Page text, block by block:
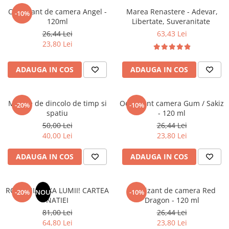
romantice
Senzatii/Dragoste
Senzatii/Erotic
Senzatii/Thriller
Teatru
Teens Book Club
Birotica & Papetarie
Adezivi si benzi adezive
Accesorii Arhivare
Hartie si Accesorii
-10%
Odorizant de camera Angel -
120ml
26,44 Lei
23,80 Lei
ADAUGA IN COS
Marea Renastere - Adevar,
Libertate, Suveranitate
63,43 Lei
ADAUGA IN COS
-20%
Mesaje de dincolo de timp si
spatiu
50,00 Lei
40,00 Lei
ADAUGA IN COS
-10%
Odorizant camera Gum / Sakiz
- 120 ml
26,44 Lei
23,80 Lei
ADAUGA IN COS
-20% NOU
ROMANIA, AXA LUMII! CARTEA
NATIEI
81,00 Lei
64,80 Lei
-10%
Odorizant de camera Red
Dragon - 120 ml
26,44 Lei
23,80 Lei